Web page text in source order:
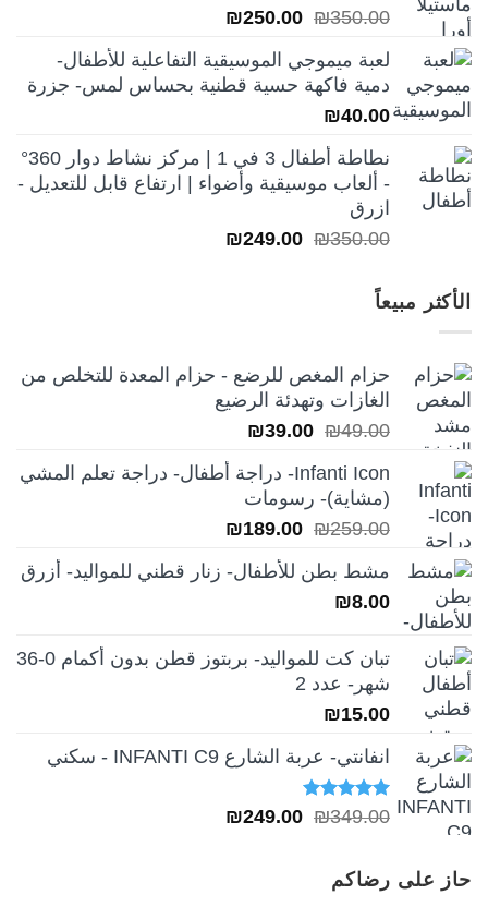
₪350.00
السعر
هو:
₪350.00.
₪250.00
هو:
₪250.00.
لعبة ميموجي الموسيقية التفاعلية للأطفال-
دمية فاكهة حسية قطنية بحساس لمس- جزرة
₪40.00
نطاطة أطفال 3 في 1 | مركز نشاط دوار 360°
- ألعاب موسيقية وأضواء | ارتفاع قابل للتعديل -
ازرق
₪350.00
السعر ₪249.00
الأكثر مبيعاً
حزام المغص للرضع - حزام المعدة للتخلص من
الغازات وتهدئة الرضيع
₪49.00
السعر
هو:
₪49.00.
₪39.00
هو:
₪39.00.
Infanti Icon- دراجة أطفال- دراجة تعلم المشي
(مشاية)- رسومات
₪259.00
السعر
هو:
₪189.00
هو:
مشط بطن للأطفال- زنار قطني للمواليد- أزرق
₪8.00
تبان كت للمواليد- بربتوز قطن بدون أكمام 0-36
شهر- عدد 2
₪15.00
انفانتي- عربة الشارع INFANTI C9 - سكني
تم التقييم
₪349.00
السعر ₪249.00
حاز على رضاكم